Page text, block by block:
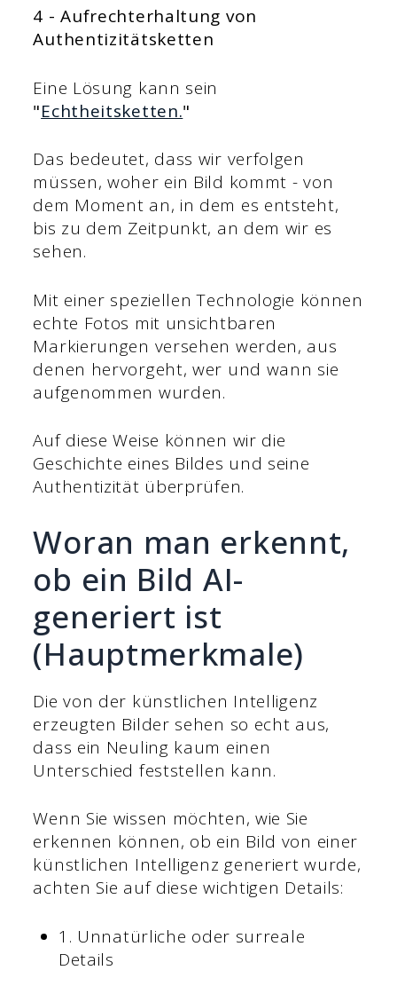
4 - Aufrechterhaltung von
Authentizitätsketten
Eine Lösung kann sein
"Echtheitsketten."
Das bedeutet, dass wir verfolgen
müssen, woher ein Bild kommt - von
dem Moment an, in dem es entsteht,
bis zu dem Zeitpunkt, an dem wir es
sehen.
Mit einer speziellen Technologie können
echte Fotos mit unsichtbaren
Markierungen versehen werden, aus
denen hervorgeht, wer und wann sie
aufgenommen wurden.
Auf diese Weise können wir die
Geschichte eines Bildes und seine
Authentizität überprüfen.
Woran man erkennt,
ob ein Bild AI-
generiert ist
(Hauptmerkmale)
Die von der künstlichen Intelligenz
erzeugten Bilder sehen so echt aus,
dass ein Neuling kaum einen
Unterschied feststellen kann.
Wenn Sie wissen möchten, wie Sie
erkennen können, ob ein Bild von einer
künstlichen Intelligenz generiert wurde,
achten Sie auf diese wichtigen Details:
1. Unnatürliche oder surreale
Details